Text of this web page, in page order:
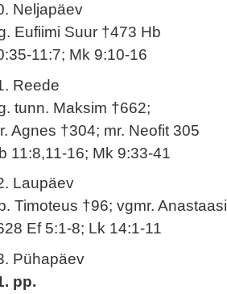
Neljapäev
Eufiimi Suur †473 Hb
11:7; Mk 9:10-16
Reede
tunn. Maksim †662;
Agnes †304; mr. Neofit 305
11:8,11-16; Mk 9:33-41
Laupäev
Timoteus †96; vgmr. Anastaasi
Ef 5:1-8; Lk 14:1-11
Pühapäev
pp.